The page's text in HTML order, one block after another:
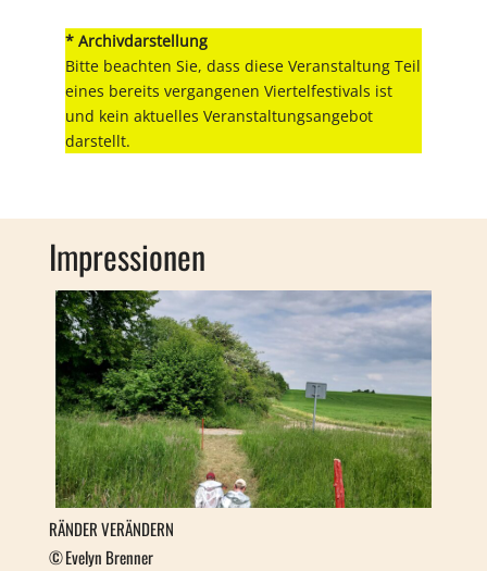
* Archivdarstellung
Bitte beachten Sie, dass diese Veranstaltung Teil
eines bereits vergangenen Viertelfestivals ist
und kein aktuelles Veranstaltungsangebot
darstellt.
Impressionen
RÄNDER VERÄNDERN
Evelyn Brenner